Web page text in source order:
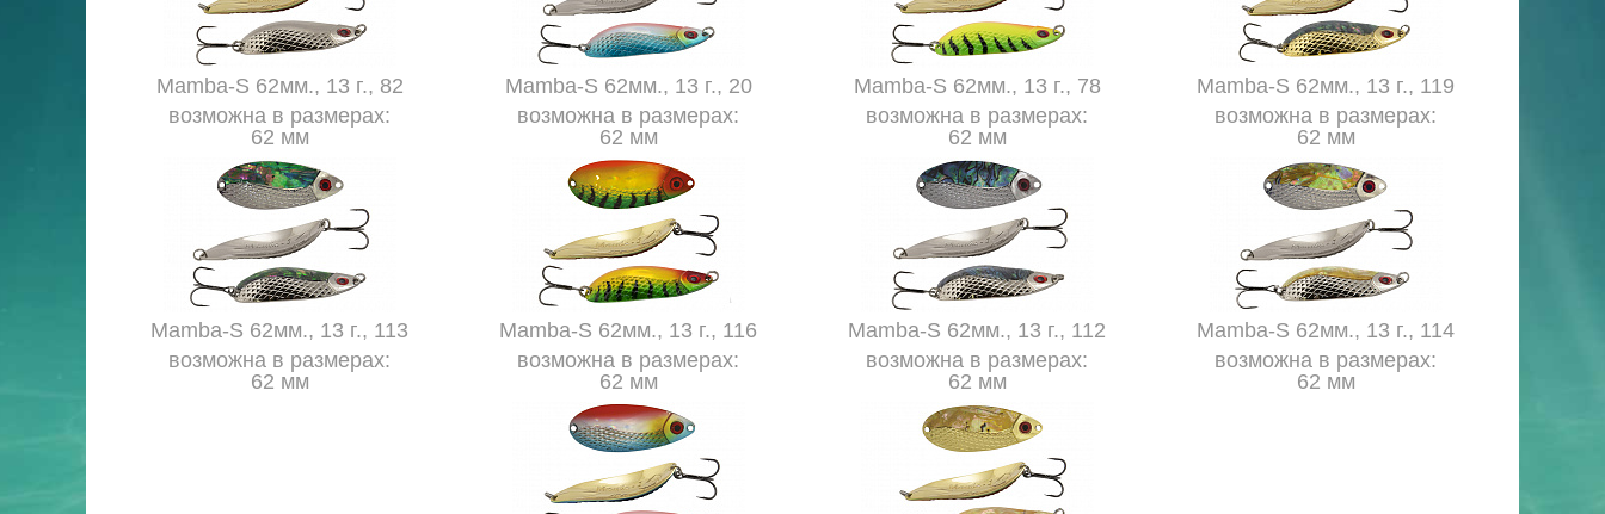
Mamba-S 62мм., 13 г., 82
возможна в размерах:
62 мм
Mamba-S 62мм., 13 г., 20
возможна в размерах:
62 мм
Mamba-S 62мм., 13 г., 78
возможна в размерах:
62 мм
Mamba-S 62мм., 13 г., 119
возможна в размерах:
62 мм
Mamba-S 62мм., 13 г., 113
возможна в размерах:
62 мм
Mamba-S 62мм., 13 г., 116
возможна в размерах:
62 мм
Mamba-S 62мм., 13 г., 112
возможна в размерах:
62 мм
Mamba-S 62мм., 13 г., 114
возможна в размерах:
62 мм